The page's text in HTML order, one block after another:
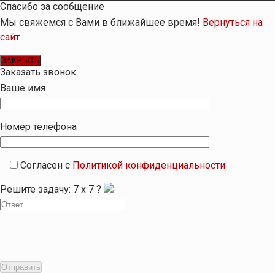
Спасибо за сообщение
Мы свяжемся с Вами в ближайшее время! Вернуться на
сайт
ЗАКРЫТЬ
Заказать звонок
Ваше имя
Номер телефона
Согласен с Политикой конфиденциальности
Решите задачу: 7 x 7 ?